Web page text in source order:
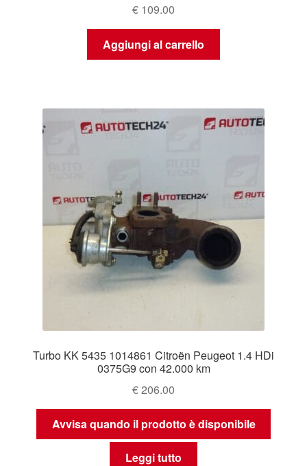
€ 109.00
Aggiungi al carrello
Turbo KK 5435 1014861 Citroën Peugeot 1.4 HDi
0375G9 con 42.000 km
€206.00
Avvisa quando il prodotto è disponibile
Leggi tutto